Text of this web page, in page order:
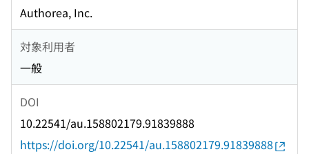
Authorea, Inc.
対象利用者
一般
DOI
10.22541/au.158802179.91839888
https://doi.org/10.22541/au.158802179.91839888